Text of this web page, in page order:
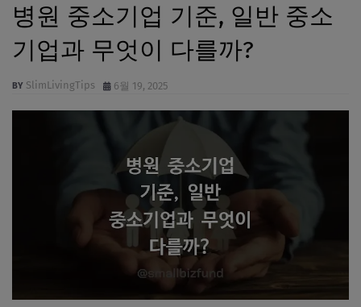
병원 중소기업 기준, 일반 중소
기업과 무엇이 다를까?
SlimLivingTips 6월 19, 2025